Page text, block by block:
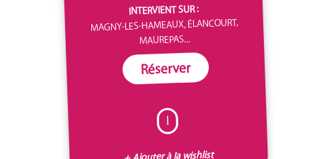
INTERVIENT SUR :
MAGNY-LES-HAMEAUX, ÉLANCOURT,
MAUREPAS...
Réserver
I